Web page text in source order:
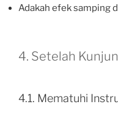
Adakah efek samping
4. Setelah
4.1. Mematuhi